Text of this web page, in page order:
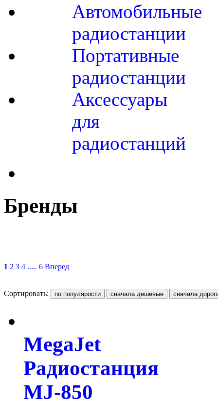
Автомобильные
радиостанции
Портативные
радиостанции
Аксессуары
для
радиостанций
Бренды
1 2 3 4 ..... 6 Вперед
Сортировать:
MegaJet
Радиостанция
MJ-850